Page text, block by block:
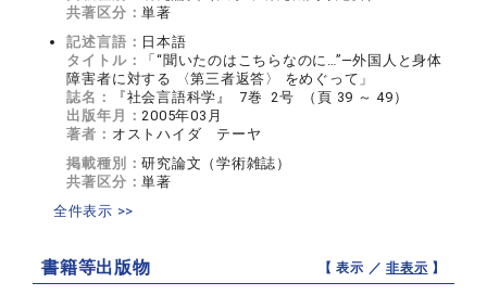
共著区分：単著
記述言語： 日本語
タイトル：
「“聞いたのはこちらなのに…”―外国人と身体
障害者に対する 〈第三者返答〉 をめぐって」
誌名：
『社会言語科学』 7巻 2号 （頁 39 ～ 49）
出版年月：2005年03月
著者： オストハイダ テーヤ
掲載種別：研究論文（学術雑誌）
共著区分：単著
全件表示 >>
書籍等出版物 【 表示 ／非表示 】